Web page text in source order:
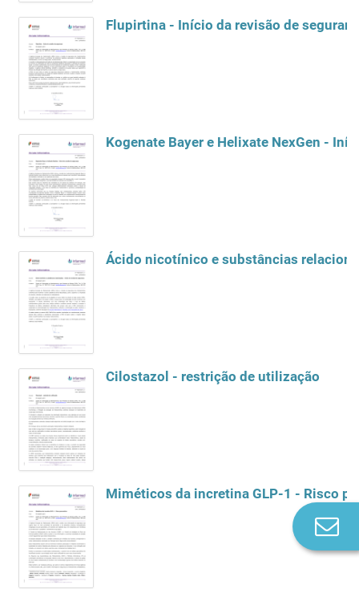
Flupirtina - Início da revisão de
Kogenate Bayer e Helixate NexGen -
Ácido nicotínico e substâncias
Cilostazol - restrição de utilização
Miméticos da incretina GLP-1 - Risco